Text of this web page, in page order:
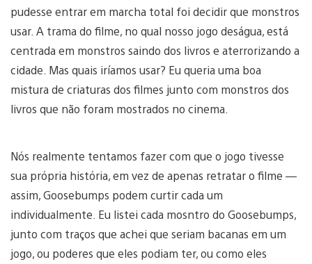
pudesse entrar em marcha total foi decidir que monstros
usar. A trama do filme, no qual nosso jogo deságua, está
centrada em monstros saindo dos livros e aterrorizando a
cidade. Mas quais iríamos usar? Eu queria uma boa
mistura de criaturas dos filmes junto com monstros dos
livros que não foram mostrados no cinema.
Nós realmente tentamos fazer com que o jogo tivesse
sua própria história, em vez de apenas retratar o filme —
assim, Goosebumps podem curtir cada um
individualmente. Eu listei cada mosntro do Goosebumps,
junto com traços que achei que seriam bacanas em um
jogo, ou poderes que eles podiam ter, ou como eles